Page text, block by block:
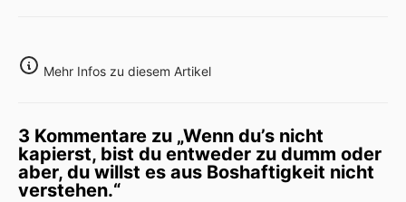
Mehr Infos zu diesem Artikel
3 Kommentare zu „Wenn du’s nicht
kapierst, bist du entweder zu dumm oder
aber, du willst es aus Boshaftigkeit nicht
verstehen.“